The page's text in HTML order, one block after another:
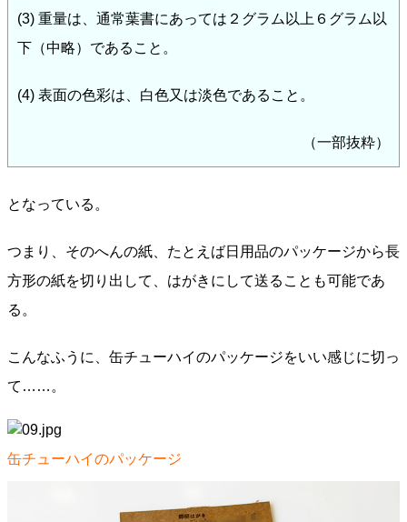
(3) 重量は、通常葉書にあっては２グラム以上６グラム以
下（中略）であること。
(4) 表面の色彩は、白色又は淡色であること。
（一部抜粋）
となっている。
つまり、そのへんの紙、たとえば日用品のパッケージから長
方形の紙を切り出して、はがきにして送ることも可能であ
る。
こんなふうに、缶チューハイのパッケージをいい感じに切っ
て……。
缶チューハイのパッケージ